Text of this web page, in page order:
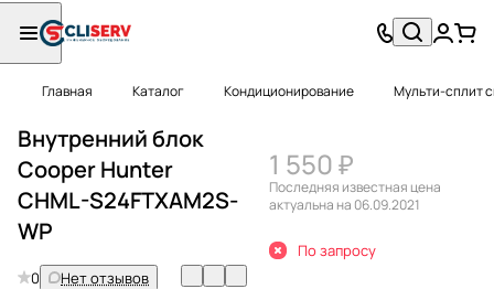
Главная Каталог Кондиционирование Мульти-сплит
Внутренний блок
Cooper Hunter
CHML-S24FTXAM2S-
WP
0
Нет отзывов
1 550 ₽
Последняя известная цена
актуальна на 06.09.2021
По запросу